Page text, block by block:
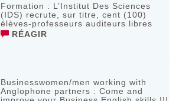
Formation : L’Institut Des Sciences
(IDS) recrute, sur titre, cent (100)
élèves-professeurs auditeurs libres
RÉAGIR
Businesswomen/men working with
Anglophone partners : Come and